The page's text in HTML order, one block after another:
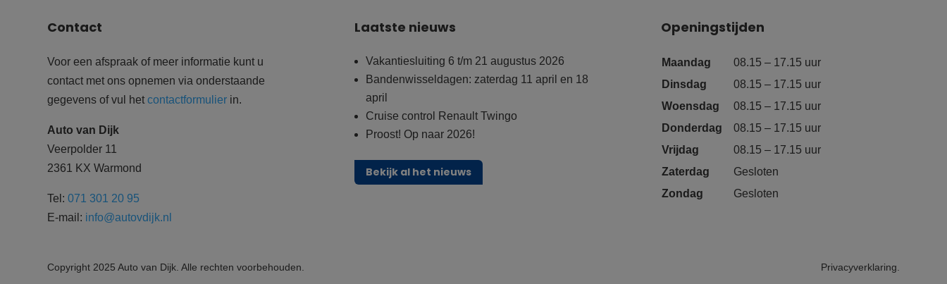
Contact
Voor een afspraak of meer informatie kunt u
contact met ons opnemen via onderstaande
gegevens of vul hetcontactformulier in.
Auto van Dijk
Veerpolder 11
2361 KX Warmond
Tel:071 301 20 95
E-mail: info@autovdijk.nl
Laatste nieuws
Vakantiesluiting 6 t/m 21 augustus 2026
Bandenwisseldagen: zaterdag 11 april en 18
april
Cruise control Renault Twingo
Proost! Op naar 2026!
Bekijk al het nieuws
Openingstijden
Maandag
08.15 – 17.15 uur
Dinsdag
08.15 – 17.15 uur
Woensdag
08.15 – 17.15 uur
Donderdag
08.15 – 17.15 uur
Vrijdag
08.15 – 17.15 uur
Zaterdag
Gesloten
Zondag
Gesloten
Copyright2025 Auto van Dijk. Alle rechten voorbehouden. Privacyverklaring.